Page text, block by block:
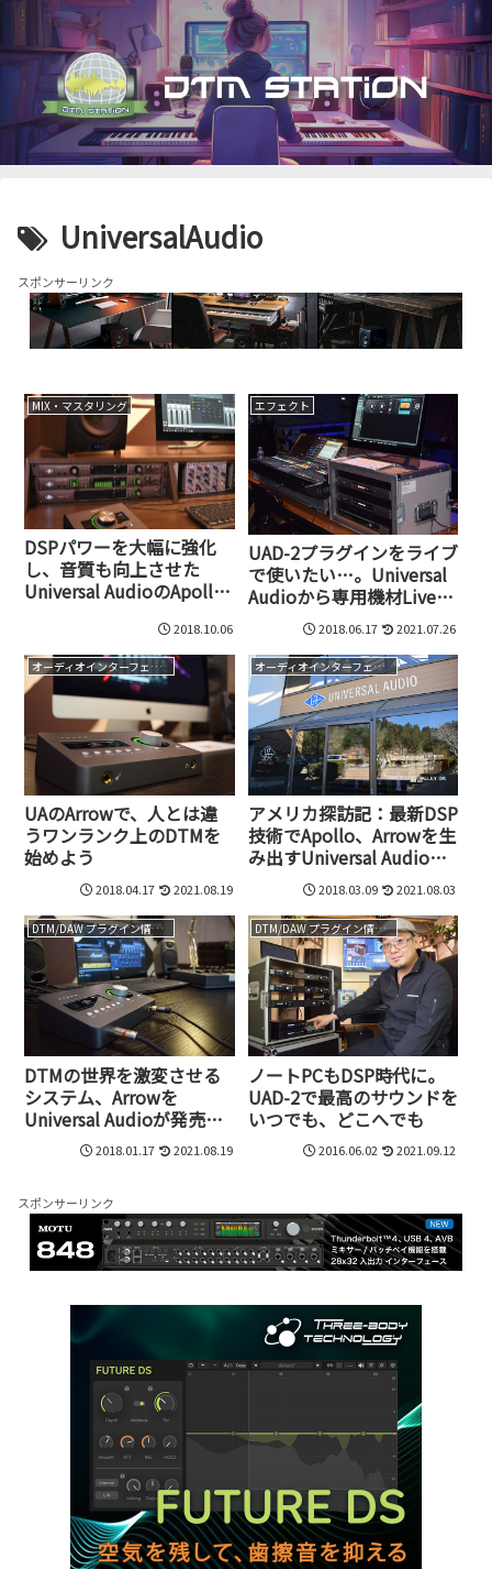
UniversalAudio
スポンサーリンク
MIX・マスタリング
DSPパワーを大幅に強化
し、音質も向上させた
Universal AudioのApollo
2018.10.06
エフェクト
UAD-2プラグインをライブ
で使いたい…。Universal
Audioから専用機材Live
Rackが登場！
2018.06.17 2021.07.26
オーディオインターフェイス
UAのArrowで、人とは違
うワンランク上のDTMを
始めよう
2018.04.17 2021.08.19
オーディオインターフェイス
アメリカ探訪記：最新DSP
技術でApollo、Arrowを生
み出すUniversal Audioは
今も50年前のアナログ機
材を生産し続けるメーカ
ーだった
2018.03.09 2021.08.03
DTM/DAW プラグイン情報（VST AU AAX）
DTMの世界を激変させる
システム、Arrowを
Universal Audioが発売開
2018.01.17 2021.08.19
DTM/DAW プラグイン情報（VST AU AAX）
ノートPCもDSP時代に。
UAD-2で最高のサウンドを
いつでも、どこへでも
2016.06.02 2021.09.12
スポンサーリンク